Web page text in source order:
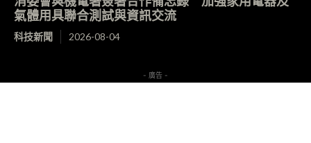
氣體用具聯合測試與資訊交流
科技新聞 2026-08-04
- 廣告 -